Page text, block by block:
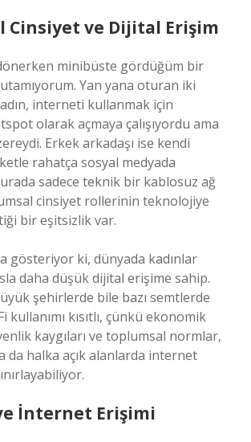
Cinsiyet ve Dijital Erişim
minibüste gördüğüm bir
Yan yana oturan iki
interneti kullanmak için
olarak açmaya çalışıyordu ama
Erkek arkadaşı ise kendi
rahatça sosyal medyada
sadece teknik bir kablosuz ağ
cinsiyet rollerinin teknolojiye
bir eşitsizlik var.
gösteriyor ki, dünyada kadınlar
daha düşük dijital erişime sahip.
şehirlerde bile bazı semtlerde
kullanımı kısıtlı, çünkü ekonomik
kaygıları ve toplumsal normlar,
da halka açık alanlarda internet
İnternet Erişimi